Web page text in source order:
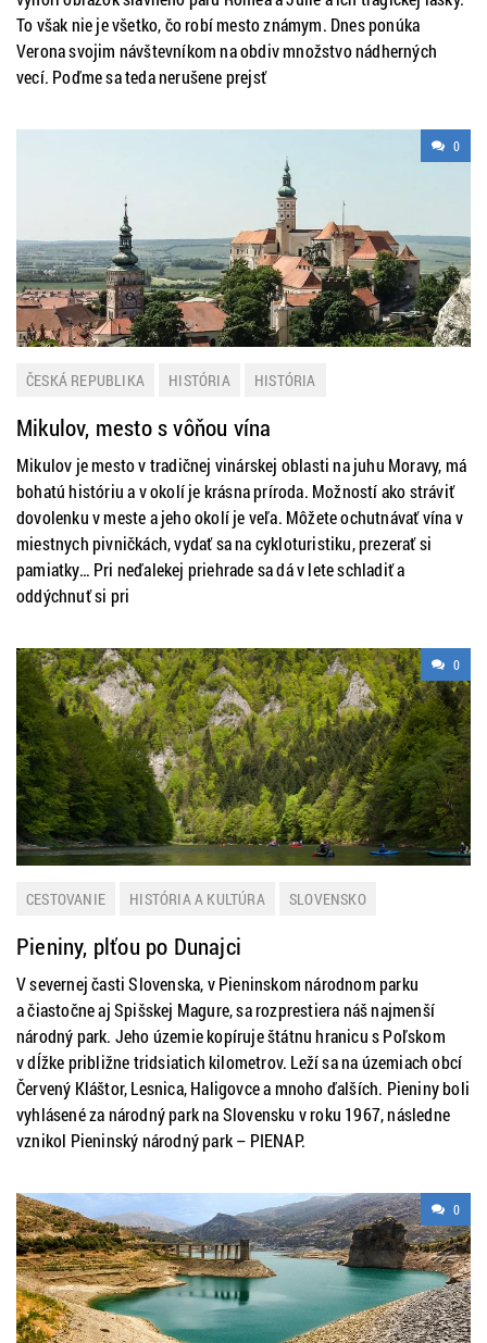
To však nie je všetko, čo robí mesto známym. Dnes ponúka
Verona svojim návštevníkom na obdiv množstvo nádherných
vecí. Poďme sa teda nerušene prejsť
0
ČESKÁ REPUBLIKA HISTÓRIA
HISTÓRIA
HISTÓRIA A KULTÚRA
ZAHRANIČIE
Mikulov, mesto s vôňou vína
Mikulov je mesto v tradičnej vinárskej oblasti na juhu Moravy, má
bohatú históriu a v okolí je krásna príroda. Možností ako stráviť
dovolenku v meste a jeho okolí je veľa. Môžete ochutnávať vína v
miestnych pivničkách, vydať sa na cykloturistiku, prezerať si
pamiatky… Pri neďalekej priehrade sa dá v lete schladiť a
oddýchnuť si pri
0
CESTOVANIE HISTÓRIA A KULTÚRA
SLOVENSKO
ZAUJÍMAVOSTI
Pieniny, plťou po Dunajci
V severnej časti Slovenska, v Pieninskom národnom parku
a čiastočne aj Spišskej Magure, sa rozprestiera náš najmenší
národný park. Jeho územie kopíruje štátnu hranicu s Poľskom
v dĺžke približne tridsiatich kilometrov. Leží sa na územiach obcí
Červený Kláštor, Lesnica, Haligovce a mnoho ďalších. Pieniny boli
vyhlásené za národný park na Slovensku v roku 1967, následne
vznikol Pieninský národný park – PIENAP.
0